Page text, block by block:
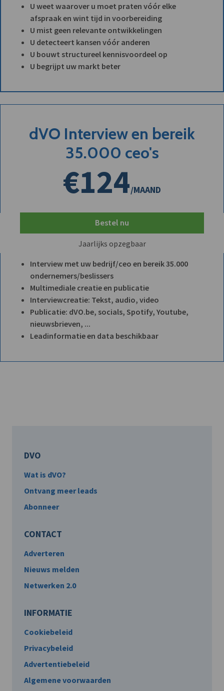
U weet waarover u moet praten vóór elke
afspraak en wint tijd in voorbereiding
U mist geen relevante ontwikkelingen
U detecteert kansen vóór anderen
U bouwt structureel kennisvoordeel op
U begrijpt uw markt beter
dVO Interview en bereik
35.000 ceo's
€124/MAAND
Bestel nu
Jaarlijks opzegbaar
Interview met uw bedrijf/ceo en bereik 35.000
ondernemers/beslissers
Multimediale creatie en publicatie
Interviewcreatie: Tekst, audio, video
Publicatie: dVO.be, socials, Spotify, Youtube,
nieuwsbrieven, ...
Leadinformatie en data beschikbaar
DVO
Wat is dVO?
Ontvang meer leads
Abonneer
CONTACT
Adverteren
Nieuws melden
Netwerken 2.0
INFORMATIE
Cookiebeleid
Privacybeleid
Advertentiebeleid
Algemene voorwaarden